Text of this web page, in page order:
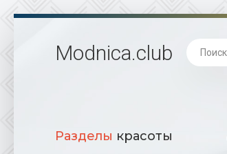
Modnica.club
Разделы красоты